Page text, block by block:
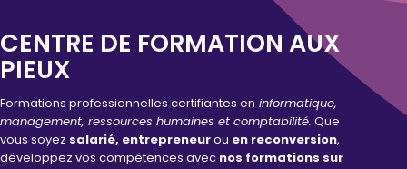
CENTRE DE FORMATION AUX
PIEUX
Formations professionnelles certifiantes en informatique,
management, ressources humaines et comptabilité. Que
vous soyez salarié, entrepreneurou en reconversion,
développez vos compétences avec nos formations sur